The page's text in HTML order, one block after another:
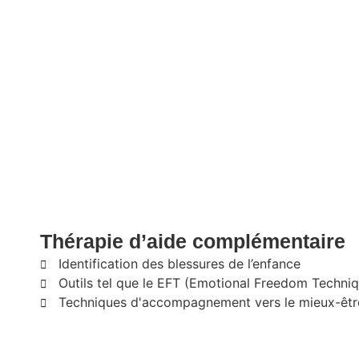
Thérapie d’aide complémentaire
Identification des blessures de l’enfance
Outils tel que le EFT (Emotional Freedom
Techniques d'accompagnement vers le mieux-